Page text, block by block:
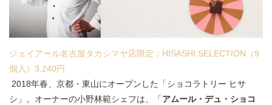
ジェイアール名古屋タカシマヤ店限定：HISASHI SELECTION（9
個入）3,240円
2018年春、京都・東山にオープンした「ショコラトリー ヒサ
シ」。オーナーの小野林範シェフは、「アムール・デュ・ショコ